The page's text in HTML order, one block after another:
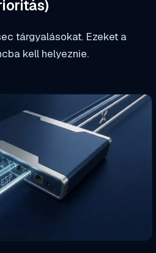
tárgyalásokat. Ezeket a
kell helyeznie.